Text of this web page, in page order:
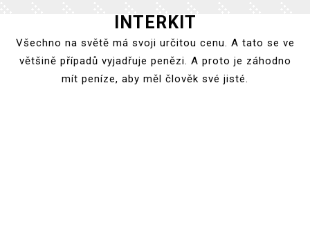
content
INTERKIT
Všechno na světě má svoji určitou cenu. A tato se ve
většině případů vyjadřuje penězi. A proto je záhodno
mít peníze, aby měl člověk své jisté.